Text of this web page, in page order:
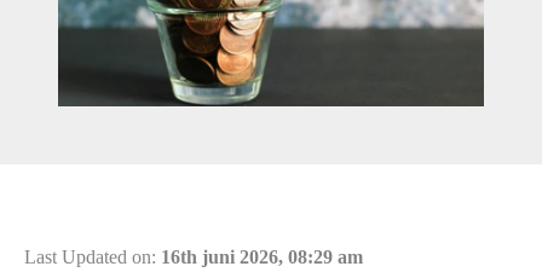
Last Updated on: 16th juni 2026, 08:29 am